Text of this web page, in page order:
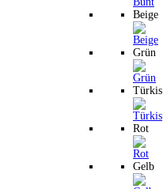
Beige
Grün
Türkis
Rot
Gelb